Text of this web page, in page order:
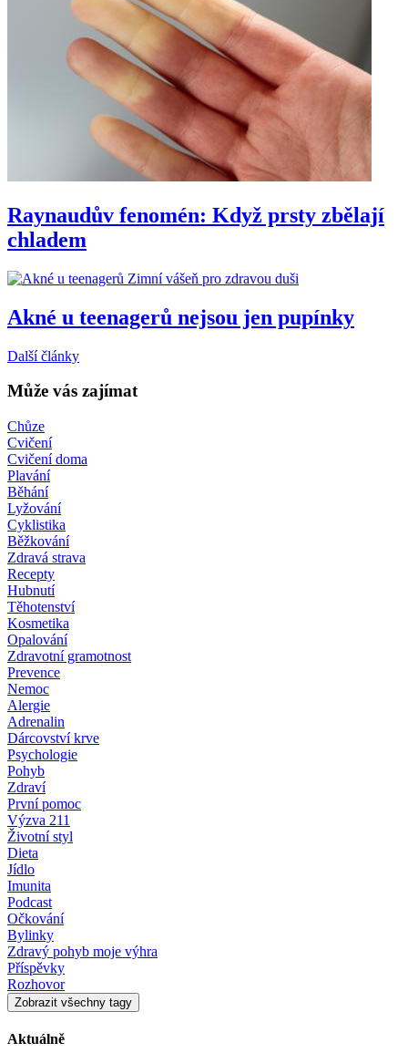
Raynaudův fenomén: Když prsty zbělají
chladem
Zimní vášeň pro zdravou duši
Akné u teenagerů nejsou jen pupínky
Další články
Může vás zajímat
Chůze
Cvičení
Cvičení doma
Plavání
Běhání
Lyžování
Cyklistika
Běžkování
Zdravá strava
Recepty
Hubnutí
Těhotenství
Kosmetika
Opalování
Zdravotní gramotnost
Prevence
Nemoc
Alergie
Adrenalin
Dárcovství krve
Psychologie
Pohyb
Zdraví
První pomoc
Výzva 211
Životní styl
Dieta
Jídlo
Imunita
Podcast
Očkování
Bylinky
Zdravý pohyb moje výhra
Příspěvky
Rozhovor
Zobrazit všechny tagy
Aktuálně